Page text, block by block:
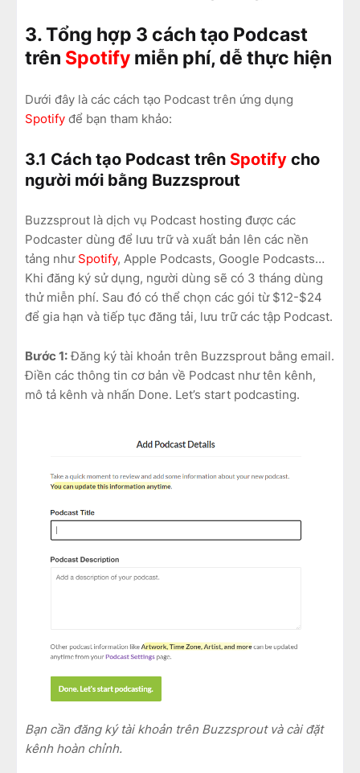
3. Tổng hợp 3 cách tạo Podcast
trên Spotify miễn phí, dễ thực hiện
Dưới đây là các cách tạo Podcast trên ứng dụng
Spotify để bạn tham khảo:
3.1 Cách tạo Podcast trên Spotify cho
người mới bằng Buzzsprout
Buzzsprout là dịch vụ Podcast hosting được các
Podcaster dùng để lưu trữ và xuất bản lên các nền
tảng như Spotify, Apple Podcasts, Google Podcasts…
Khi đăng ký sử dụng, người dùng sẽ có 3 tháng dùng
thử miễn phí. Sau đó có thể chọn các gói từ $12-$24
để gia hạn và tiếp tục đăng tải, lưu trữ các tập Podcast.
Bước 1:Đăng ký tài khoản trên Buzzsprout bằng email.
Điền các thông tin cơ bản về Podcast như tên kênh,
mô tả kênh và nhấn Done. Let’s start podcasting.
Bạn cần đăng ký tài khoản trên Buzzsprout và cài đặt
kênh hoàn chỉnh.